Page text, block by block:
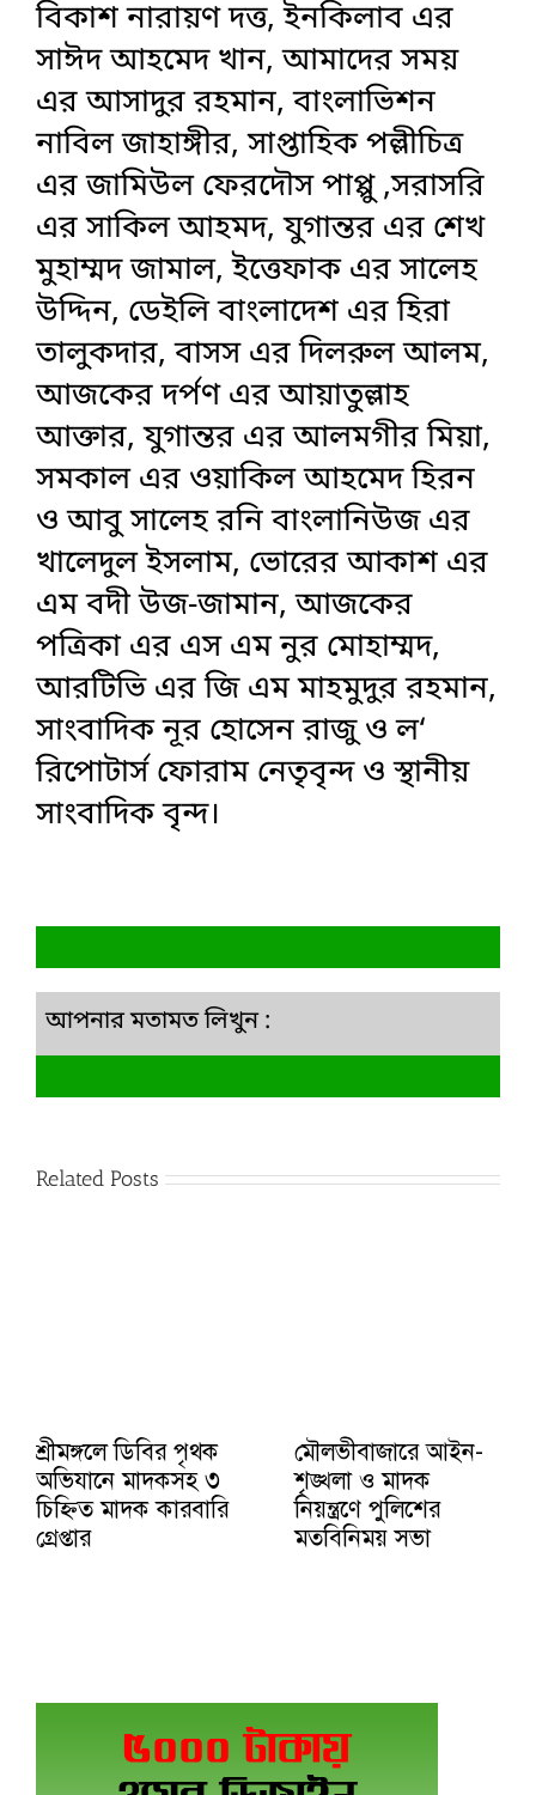
বিকাশ নারায়ণ দত্ত, ইনকিলাব এর
সাঈদ আহমেদ খান, আমাদের সময়
এর আসাদুর রহমান, বাংলাভিশন
নাবিল জাহাঙ্গীর, সাপ্তাহিক পল্লীচিত্র
এর জামিউল ফেরদৌস পাপ্পু ,সরাসরি
এর সাকিল আহমদ, যুগান্তর এর শেখ
মুহাম্মদ জামাল, ইত্তেফাক এর সালেহ
উদ্দিন, ডেইলি বাংলাদেশ এর হিরা
তালুকদার, বাসস এর দিলরুল আলম,
আজকের দর্পণ এর আয়াতুল্লাহ
আক্তার, যুগান্তর এর আলমগীর মিয়া,
সমকাল এর ওয়াকিল আহমেদ হিরন
ও আবু সালেহ রনি বাংলানিউজ এর
খালেদুল ইসলাম, ভোরের আকাশ এর
এম বদী উজ-জামান, আজকের
পত্রিকা এর এস এম নুর মোহাম্মদ,
আরটিভি এর জি এম মাহমুদুর রহমান,
সাংবাদিক নূর হোসেন রাজু ও ল‘
রিপোটার্স ফোরাম নেতৃবৃন্দ ও স্থানীয়
সাংবাদিক বৃন্দ।
আপনার মতামত লিখুন :
Related Posts
শ্রীমঙ্গলে ডিবির পৃথক
অভিযানে মাদকসহ ৩
চিহ্নিত মাদক কারবারি
গ্রেপ্তার
মৌলভীবাজারে আইন-
শৃঙ্খলা ও মাদক
নিয়ন্ত্রণে পুলিশের
মতবিনিময় সভা